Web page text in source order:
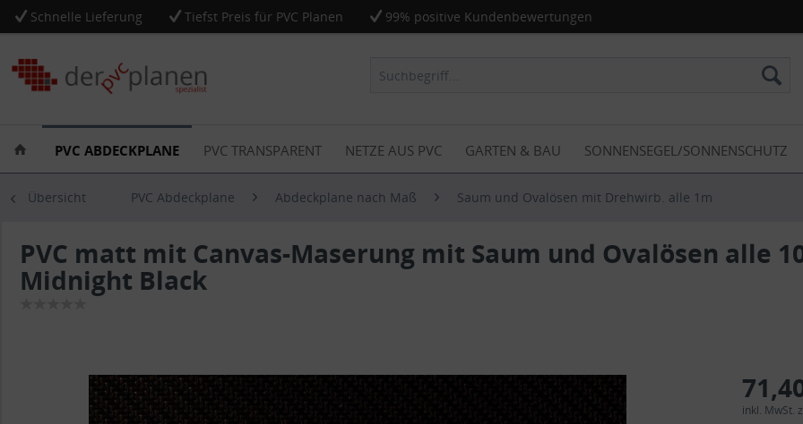
Schnelle Lieferung Tiefst Preis für PVC Planen 99% positive Kundenbewertungen
PVC ABDECKPLANE PVC TRANSPARENT NETZE AUS PVC GARTEN & BAU SONNENSEGEL/SONNENSCHUTZ
Übersicht PVC Abdeckplane Abdeckplane nach Maß Saum und Ovalösen mit Drehwirb. alle 1m
PVC matt mit Canvas-Maserung mit Saum und Ovalösen alle
Midnight Black
inkl. MwSt.